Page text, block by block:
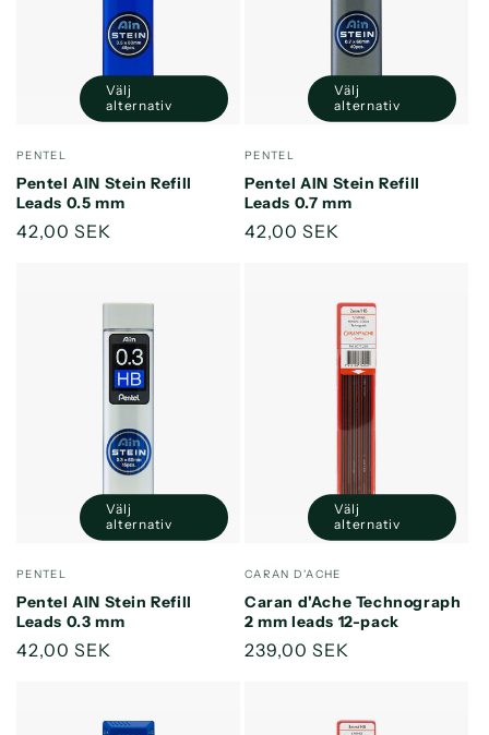
:
Säljare:
PENTEL
Pentel AIN Stein Refill
Leads 0.5 mm
Ordinarie
42,00 SEK
Välj
alternativ
Säljare:
PENTEL
Pentel AIN Stein Refill
Leads 0.7 mm
Ordinarie
42,00 SEK
Välj
alternativ
Säljare:
PENTEL
Pentel AIN Stein Refill
Leads 0.3 mm
Ordinarie
42,00 SEK
Välj
alternativ
Säljare:
CARAN D'ACHE
Caran d'Ache Technograph
2 mm leads 12-pack
Ordinarie
239,00 SEK
Välj
alternativ